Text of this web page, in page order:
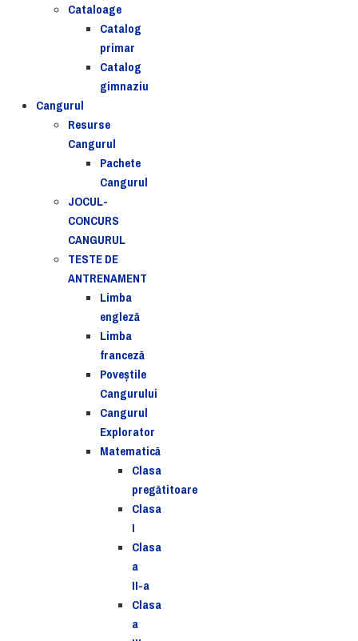
Cataloage
Catalog
primar
Catalog
gimnaziu
Cangurul
Resurse
Cangurul
Pachete
Cangurul
JOCUL-
CONCURS
CANGURUL
TESTE DE
ANTRENAMENT
Limba
engleză
Limba
franceză
Poveștile
Cangurului
Cangurul
Explorator
Matematică
Clasa
pregătitoare
Clasa
I
Clasa
a
II-a
Clasa
a